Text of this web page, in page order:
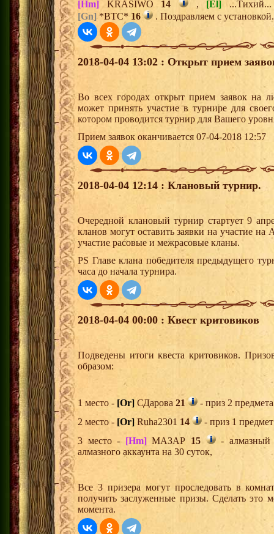
[Hm] KRASIWO 14 , [El]
[Gn] *BTC* 16 . Поздравляем с установкой.
2018-04-04 13:02 : Открыт прием
Во всех городах открыт прием заявок на
может принять участие в турнире для
котором проводится турнир для Вашего
Прием заявок оканчивается 07-04-2018 12:57
2018-04-04 12:14 : Клановый турнир.
Очередной клановый турнир стартует 9
кланов могут оставить заявки на участие
участие расовые и межрасовые кланы.
PS Главе клана победителя предыдущего
часа до начала турнира.
2018-04-04 00:00 : Квест критовиков
Подведены итоги квеста критовиков.
образом:
1 место - [Or] СДарова 21
- приз 2
2 место - [Or] Ruha2301 14
- приз 1
3 место - [Hm]МАЗАР 15
- алмазный
алмазного аккаунта на 30 суток,
Все 3 призера могут проследовать в
получить заслуженные призы. Сделать это
момента.